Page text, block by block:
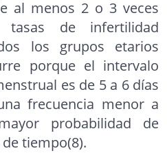
al menos 2 o 3 veces
de infertilidad
los grupos etarios
porque el intervalo
es de 5 a 6 días
frecuencia menor a
probabilidad de
tiempo(8).